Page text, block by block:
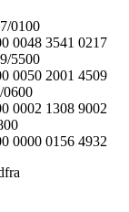
0100
0048 3541 0217
5500
0050 2001 4509
0600
0002 1308 9002
0000 0156 4932